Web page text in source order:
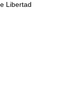
Libertad